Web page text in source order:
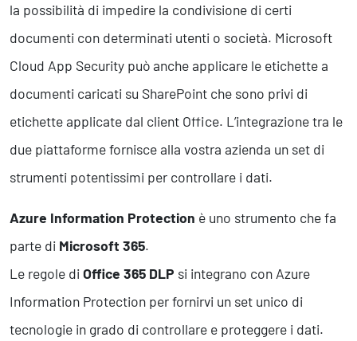
la possibilità di impedire la condivisione di certi
documenti con determinati utenti o società. Microsoft
Cloud App Security può anche applicare le etichette a
documenti caricati su SharePoint che sono privi di
etichette applicate dal client Office. L’integrazione tra le
due piattaforme fornisce alla vostra azienda un set di
strumenti potentissimi per controllare i dati.
Azure Information Protection è uno strumento che fa
parte di Microsoft 365.
Le regole di Office 365 DLP si integrano con Azure
Information Protection per fornirvi un set unico di
tecnologie in grado di controllare e proteggere i dati.